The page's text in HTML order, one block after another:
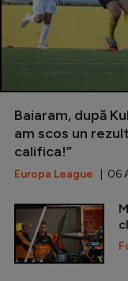
Baiaram, după
am scos un
califica!”
Europa League | 06